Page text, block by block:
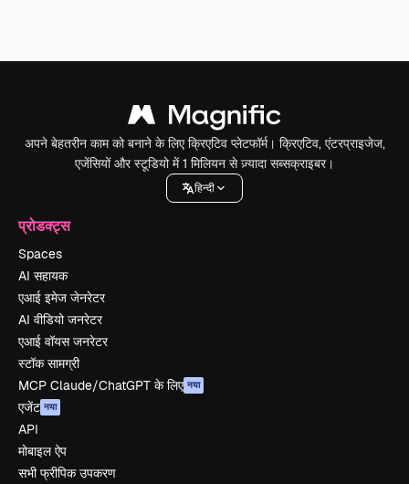
अपने बेहतरीन काम को बनाने के लिए क्रिएटिव प्लेटफॉर्म। क्रिएटिव, एंटरप्राइजेज,
एजेंसियों और स्टूडियो में 1 मिलियन से ज़्यादा सब्सक्राइबर।
हिन्दी
प्रोडक्ट्स
Spaces
AI सहायक
एआई इमेज जेनरेटर
AI वीडियो जनरेटर
एआई वॉयस जनरेटर
स्टॉक सामग्री
MCP Claude/ChatGPT के लिए नया
एजेंट नया
API
मोबाइल ऐप
सभी फ्रीपिक उपकरण